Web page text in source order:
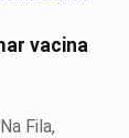
vacina
Fila,